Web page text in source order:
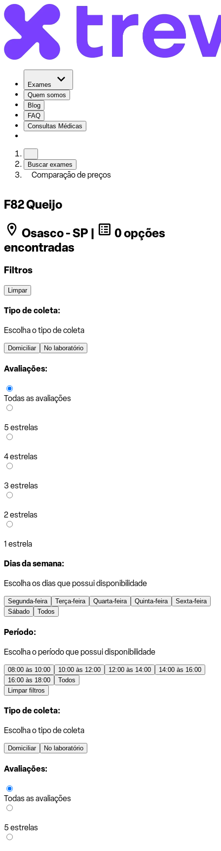
Exames
Quem somos
Blog
FAQ
Consultas Médicas
Buscar exames
Comparação de preços
F82 Queijo
Osasco - SP |
0 opções
encontradas
Filtros
Limpar
Tipo de coleta:
Escolha o tipo de coleta
Domiciliar No laboratório
Avaliações:
Todas as avaliações
5 estrelas
4 estrelas
3 estrelas
2 estrelas
1 estrela
Dias da semana:
Escolha os dias que possui disponibilidade
Segunda-feira Terça-feira Quarta-feira Quinta-feira
Sexta-feira
Sábado
Todos
Período:
Escolha o período que possui disponibilidade
08:00 às 10:00 10:00 às 12:00 12:00 às 14:00
14:00 às 16:00
16:00 às 18:00
Todos
Limpar filtros
Tipo de coleta:
Escolha o tipo de coleta
Domiciliar No laboratório
Avaliações:
Todas as avaliações
5 estrelas